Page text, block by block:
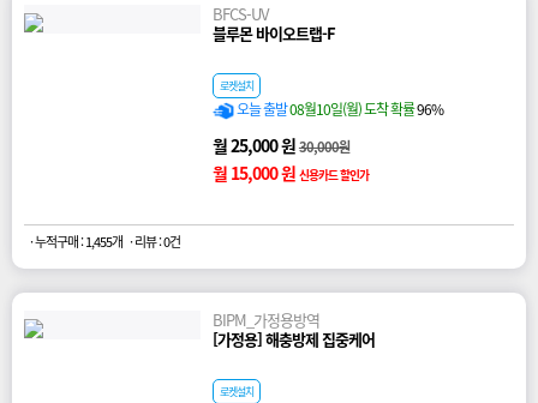
BFCS-UV
블루몬 바이오트랩-F
로켓설치
오늘 출발08월10일(월) 도착 확률96%
월 25,000 원30,000원
월 15,000 원 신용카드 할인가
· 누적구매 : 1,455개 · 리뷰 : 0건
BIPM_가정용방역
[가정용] 해충방제 집중케어
로켓설치